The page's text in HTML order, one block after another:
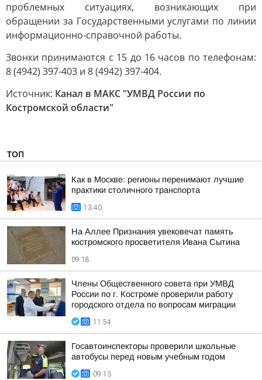
проблемных ситуациях, возникающих при
обращении за Государственными услугами по линии
информационно-справочной работы.
Звонки принимаются с 15 до 16 часов по телефонам:
8 (4942) 397-403 и 8 (4942) 397-404.
Источник: Канал в МАКС "УМВД России по
Костромской области"
ТОП
Как в Москве: регионы перенимают лучшие
практики столичного транспорта
13:40
На Аллее Признания увековечат память
костромского просветителя Ивана Сытина
09:18
Члены Общественного совета при УМВД
России по г. Костроме проверили работу
городского отдела по вопросам миграции
11:54
Госавтоинспекторы проверили школьные
автобусы перед новым учебным годом
09:13